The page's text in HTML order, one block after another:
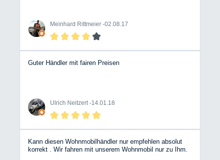
Meinhard Rittmeier -02.08.17
Guter Händler mit fairen Preisen
Ulrich Neitzert -14.01.18
Kann diesen Wohnmobilhändler nur empfehlen absolut
korrekt . Wir fahren mit unserem Wohnmobil nur zu Ihm.